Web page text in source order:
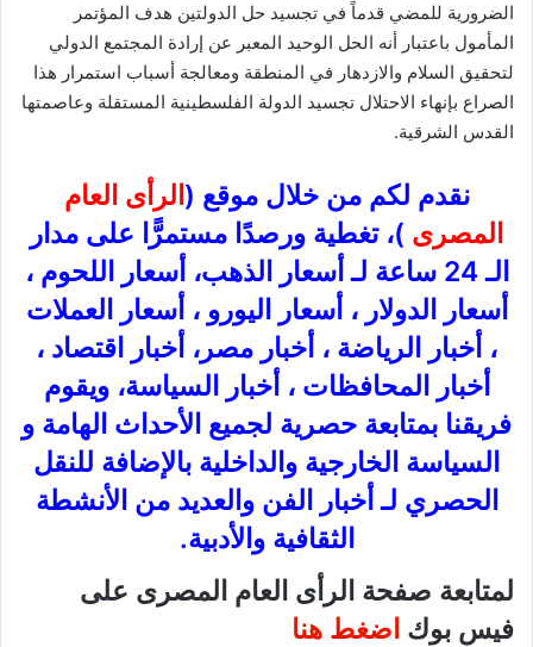
الضرورية للمضي قدماً في تجسيد حل الدولتين هدف المؤتمر
المأمول باعتبار أنه الحل الوحيد المعبر عن إرادة المجتمع الدولي
لتحقيق السلام والازدهار في المنطقة ومعالجة أسباب استمرار هذا
الصراع بإنهاء الاحتلال تجسيد الدولة الفلسطينية المستقلة وعاصمتها
القدس الشرقية.
نقدم لكم من خلال موقع ( الرأى العام
المصرى )، تغطية ورصدًا مستمرًّا على مدار
الـ 24 ساعة لـ أسعار الذهب، أسعار اللحوم ،
أسعار الدولار ، أسعار اليورو ، أسعار العملات
، أخبار الرياضة ، أخبار مصر، أخبار اقتصاد ،
أخبار المحافظات ، أخبار السياسة، ويقوم
فريقنا بمتابعة حصرية لجميع الأحداث الهامة و
السياسة الخارجية والداخلية بالإضافة للنقل
الحصري لـ أخبار الفن والعديد من الأنشطة
الثقافية والأدبية.
لمتابعة صفحة الرأى العام المصرى على
فيس بوك اضغط هنا